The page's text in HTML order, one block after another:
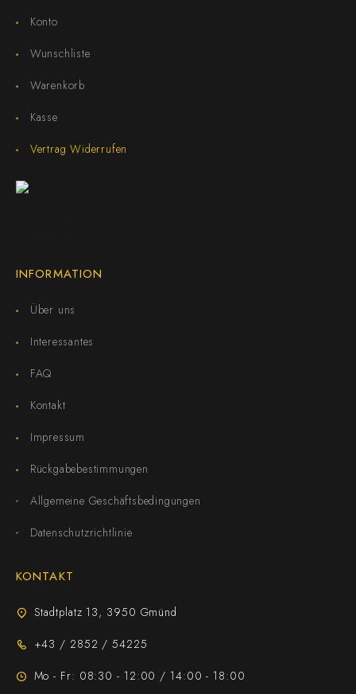
Konto
Wunschliste
Warenkorb
Kasse
Vertrag Widerrufen
INFORMATION
Über uns
Interessantes
FAQ
Kontakt
Impressum
Rückgabebestimmungen
Allgemeine Geschäftsbedingungen
Datenschutzrichtlinie
KONTAKT
Stadtplatz 13, 3950 Gmünd
+43 / 2852 / 54225
Mo - Fr: 08:30 - 12:00 / 14:00 - 18:00